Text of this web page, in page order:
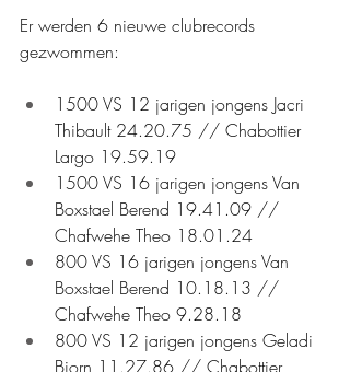
Er werden 6 nieuwe clubrecords
gezwommen:
1500 VS 12 jarigen jongens Jacri
Thibault 24.20.75 // Chabottier
Largo 19.59.19
1500 VS 16 jarigen jongens Van
Boxstael Berend 19.41.09 //
Chafwehe Theo 18.01.24
800 VS 16 jarigen jongens Van
Boxstael Berend 10.18.13 //
Chafwehe Theo 9.28.18
800 VS 12 jarigen jongens Geladi
Bjorn 11.27.86 // Chabottier